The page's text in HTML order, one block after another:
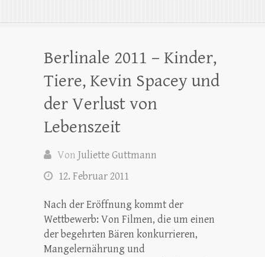
Berlinale 2011 – Kinder,
Tiere, Kevin Spacey und
der Verlust von
Lebenszeit
Von Juliette Guttmann
12. Februar 2011
Nach der Eröffnung kommt der
Wettbewerb: Von Filmen, die um einen
der begehrten Bären konkurrieren,
Mangelernährung und